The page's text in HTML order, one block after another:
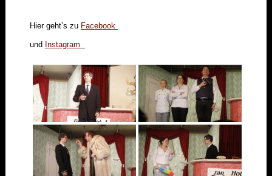
Hier geht’s zu Facebook
und Instagram